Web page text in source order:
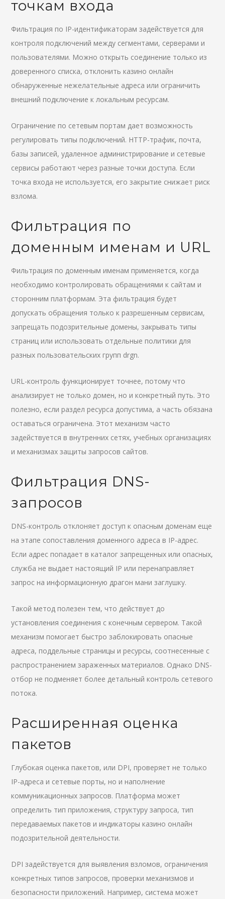
точкам входа
Фильтрация по IP-идентификаторам задействуется для
контроля подключений между сегментами, серверами и
пользователями. Можно открыть соединение только из
доверенного списка, отклонить казино онлайн
обнаруженные нежелательные адреса или ограничить
внешний подключение к локальным ресурсам.
Ограничение по сетевым портам дает возможность
регулировать типы подключений. HTTP-трафик, почта,
базы записей, удаленное администрирование и сетевые
сервисы работают через разные точки доступа. Если
точка входа не используется, его закрытие снижает риск
взлома.
Фильтрация по
доменным именам и URL
Фильтрация по доменным именам применяется, когда
необходимо контролировать обращениями к сайтам и
сторонним платформам. Эта фильтрация будет
допускать обращения только к разрешенным сервисам,
запрещать подозрительные домены, закрывать типы
страниц или использовать отдельные политики для
разных пользовательских групп drgn.
URL-контроль функционирует точнее, потому что
анализирует не только домен, но и конкретный путь. Это
полезно, если раздел ресурса допустима, а часть обязана
оставаться ограничена. Этот механизм часто
задействуется в внутренних сетях, учебных организациях
и механизмах защиты запросов сайтов.
Фильтрация DNS-
запросов
DNS-контроль отклоняет доступ к опасным доменам еще
на этапе сопоставления доменного адреса в IP-адрес.
Если адрес попадает в каталог запрещенных или опасных,
служба не выдает настоящий IP или перенаправляет
запрос на информационную драгон мани заглушку.
Такой метод полезен тем, что действует до
установления соединения с конечным сервером. Такой
механизм помогает быстро заблокировать опасные
адреса, поддельные страницы и ресурсы, соотнесенные с
распространением зараженных материалов. Однако DNS-
отбор не подменяет более детальный контроль сетевого
потока.
Расширенная оценка
пакетов
Глубокая оценка пакетов, или DPI, проверяет не только
IP-адреса и сетевые порты, но и наполнение
коммуникационных запросов. Платформа может
определить тип приложения, структуру запроса, тип
передаваемых пакетов и индикаторы казино онлайн
подозрительной деятельности.
DPI задействуется для выявления взломов, ограничения
конкретных типов запросов, проверки механизмов и
безопасности приложений. Например, система может